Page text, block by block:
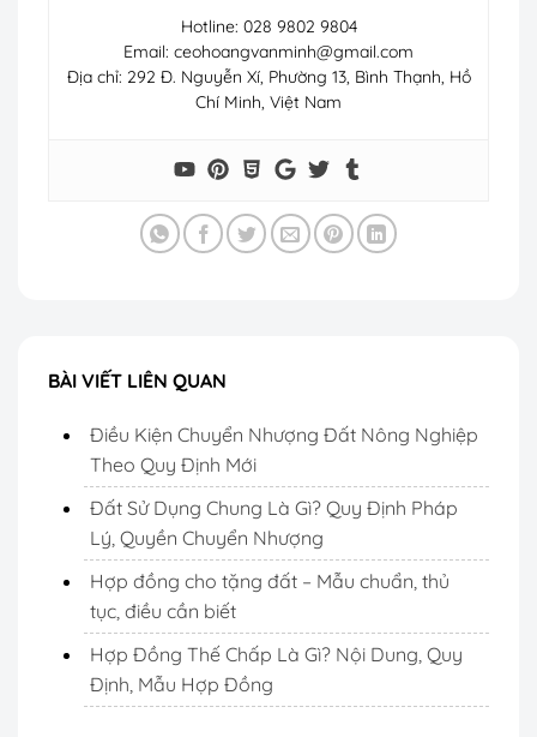
Hotline: 028 9802 9804
Email: ceohoangvanminh@gmail.com
Địa chỉ: 292 Đ. Nguyễn Xí, Phường 13, Bình Thạnh, Hồ
Chí Minh, Việt Nam
BÀI VIẾT LIÊN QUAN
Điều Kiện Chuyển Nhượng Đất Nông Nghiệp
Theo Quy Định Mới
Đất Sử Dụng Chung Là Gì? Quy Định Pháp
Lý, Quyền Chuyển Nhượng
Hợp đồng cho tặng đất – Mẫu chuẩn, thủ
tục, điều cần biết
Hợp Đồng Thế Chấp Là Gì? Nội Dung, Quy
Định, Mẫu Hợp Đồng